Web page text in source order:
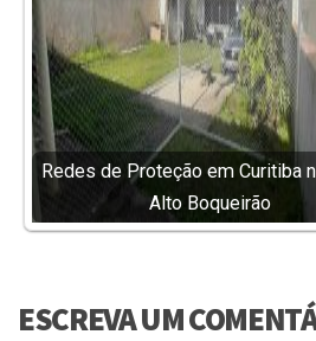
Redes de Proteção em Curitiba
Alto Boqueirão
ESCREVA UM